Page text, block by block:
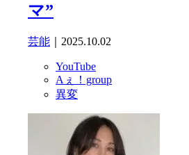
マ”
芸能 ｜2025.10.02
YouTube
Aぇ！group
異変